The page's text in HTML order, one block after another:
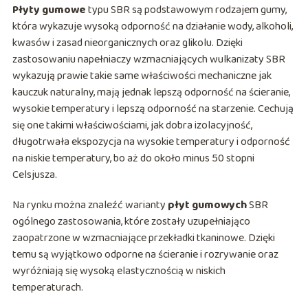
Płyty gumowetypu SBR są podstawowym rodzajem gumy,
która wykazuje wysoką odporność na działanie wody, alkoholi,
kwasów i zasad nieorganicznych oraz glikolu. Dzięki
zastosowaniu napełniaczy wzmacniających wulkanizaty SBR
wykazują prawie takie same właściwości mechaniczne jak
kauczuk naturalny, mają jednak lepszą odporność na ścieranie,
wysokie temperatury i lepszą odporność na starzenie. Cechują
się one takimi właściwościami, jak dobra izolacyjność,
długotrwała ekspozycja na wysokie temperatury i odporność
na niskie temperatury, bo aż do około minus 50 stopni
Celsjusza.
Na rynku można znaleźć warianty płyt gumowychSBR
ogólnego zastosowania, które zostały uzupełniająco
zaopatrzone w wzmacniające przekładki tkaninowe. Dzięki
temu są wyjątkowo odporne na ścieranie i rozrywanie oraz
wyróżniają się wysoką elastycznością w niskich
temperaturach.